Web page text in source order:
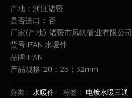
产地：浙江诸暨
是否进口：否
厂家(产地):诸暨市风帆管业有限公司
货号:IFAN 水暖件
品牌:IFAN
产品规格:20；25；32mm
分类： 水暖件 标签： 电镀水暖三通